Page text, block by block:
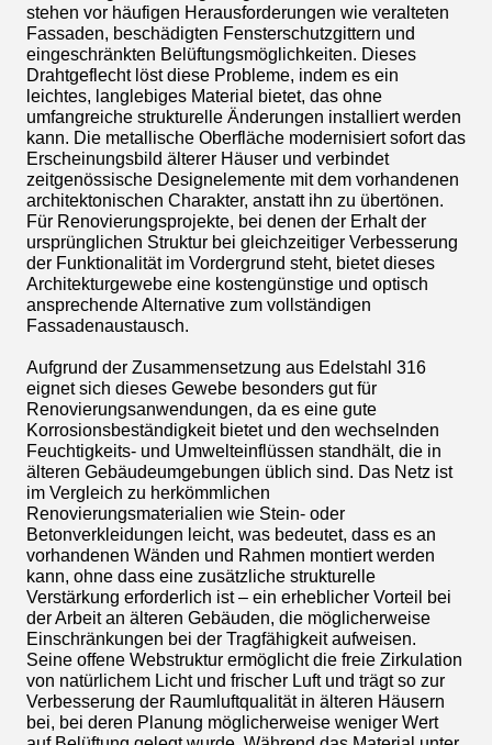
stehen vor häufigen Herausforderungen wie veralteten
Fassaden, beschädigten Fensterschutzgittern und
eingeschränkten Belüftungsmöglichkeiten. Dieses
Drahtgeflecht löst diese Probleme, indem es ein
leichtes, langlebiges Material bietet, das ohne
umfangreiche strukturelle Änderungen installiert werden
kann. Die metallische Oberfläche modernisiert sofort das
Erscheinungsbild älterer Häuser und verbindet
zeitgenössische Designelemente mit dem vorhandenen
architektonischen Charakter, anstatt ihn zu übertönen.
Für Renovierungsprojekte, bei denen der Erhalt der
ursprünglichen Struktur bei gleichzeitiger Verbesserung
der Funktionalität im Vordergrund steht, bietet dieses
Architekturgewebe eine kostengünstige und optisch
ansprechende Alternative zum vollständigen
Fassadenaustausch.
Aufgrund der Zusammensetzung aus Edelstahl 316
eignet sich dieses Gewebe besonders gut für
Renovierungsanwendungen, da es eine gute
Korrosionsbeständigkeit bietet und den wechselnden
Feuchtigkeits- und Umwelteinflüssen standhält, die in
älteren Gebäudeumgebungen üblich sind. Das Netz ist
im Vergleich zu herkömmlichen
Renovierungsmaterialien wie Stein- oder
Betonverkleidungen leicht, was bedeutet, dass es an
vorhandenen Wänden und Rahmen montiert werden
kann, ohne dass eine zusätzliche strukturelle
Verstärkung erforderlich ist – ein erheblicher Vorteil bei
der Arbeit an älteren Gebäuden, die möglicherweise
Einschränkungen bei der Tragfähigkeit aufweisen.
Seine offene Webstruktur ermöglicht die freie Zirkulation
von natürlichem Licht und frischer Luft und trägt so zur
Verbesserung der Raumluftqualität in älteren Häusern
bei, bei deren Planung möglicherweise weniger Wert